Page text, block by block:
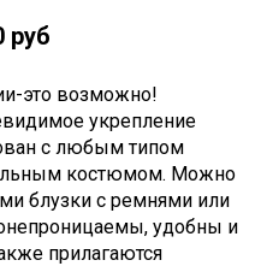
руб
это возможно!
укрепление
с любым типом
костюмом. Можно
блузки с ремнями или
удобны и
прилагаются